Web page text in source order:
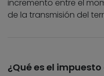
incremento entre el
de la transmisión del
¿Qué es el